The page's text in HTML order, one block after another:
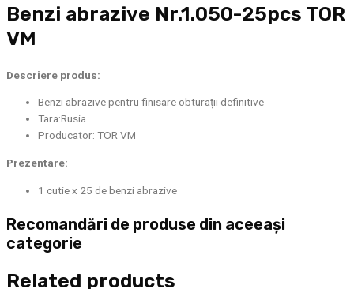
Benzi abrazive Nr.1.050-25pcs TOR
VM
Descriere produs:
Benzi abrazive pentru finisare obturații definitive
Tara:Rusia.
Producator: TOR VM
Prezentare:
1 cutie x 25 de benzi abrazive
Recomandări de produse din aceeași
categorie
Related products